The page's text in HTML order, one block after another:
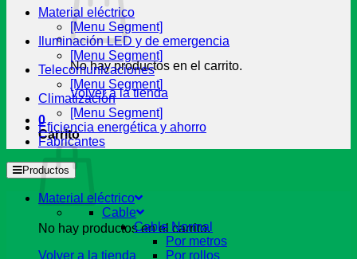
No hay productos en el carrito.
Volver a la tienda
0
Carrito
No hay productos en el carrito.
Volver a la tienda
Material eléctrico
[Menu Segment]
Iluminación LED y de emergencia
[Menu Segment]
Telecomunicaciones
[Menu Segment]
Climatización
[Menu Segment]
Eficiencia energética y ahorro
Fabricantes
Productos
Material eléctrico
Cable
Cable Normal
Por metros
Por rollos